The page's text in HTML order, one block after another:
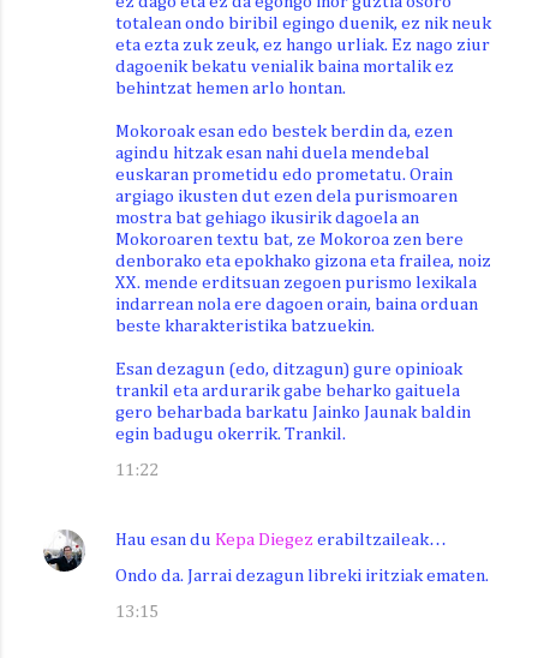
totalean ondo biribil egingo duenik, ez nik neuk
eta ezta zuk zeuk, ez hango urliak. Ez nago ziur
dagoenik bekatu venialik baina mortalik ez
behintzat hemen arlo hontan.
Mokoroak esan edo bestek berdin da, ezen
agindu hitzak esan nahi duela mendebal
euskaran prometidu edo prometatu. Orain
argiago ikusten dut ezen dela purismoaren
mostra bat gehiago ikusirik dagoela an
Mokoroaren textu bat, ze Mokoroa zen bere
denborako eta epokhako gizona eta frailea, noiz
XX. mende erditsuan zegoen purismo lexikala
indarrean nola ere dagoen orain, baina orduan
beste kharakteristika batzuekin.
Esan dezagun (edo, ditzagun) gure opinioak
trankil eta ardurarik gabe beharko gaituela
gero beharbada barkatu Jainko Jaunak baldin
egin badugu okerrik. Trankil.
11:22
Hau esan du Kepa Diegez erabiltzaileak…
Ondo da. Jarrai dezagun libreki iritziak ematen.
13:15